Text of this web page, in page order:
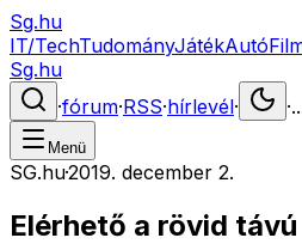
Sg.hu
IT/TechTudományJátékAutó
Sg.hu
·fórum·RSS·hírlevél· ·
Menü
SG.hu·2019. december 2.
Elérhető a rövid